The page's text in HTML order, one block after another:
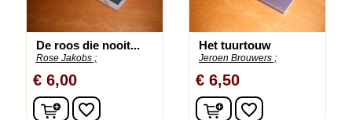
De roos die nooit...
Rose Jakobs ;
€ 6,00
In winkelwagen
favorite_border
Het tuurtouw
Jeroen Brouwers ;
€ 6,50
In winkelwagen
favorite_border